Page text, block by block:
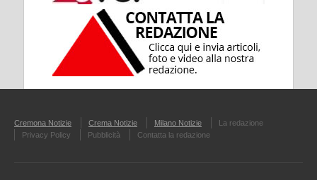
Cremona Notizie Crema Notizie Milano Notizie
La redazione
Privacy Policy
Pubblicità Contatta la redazione